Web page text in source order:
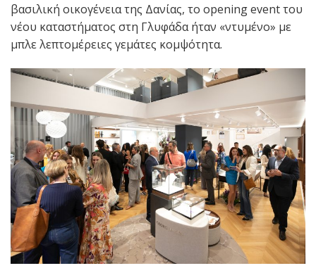
βασιλική οικογένεια της Δανίας, το opening event του
νέου καταστήματος στη Γλυφάδα ήταν «ντυμένο» με
μπλε λεπτομέρειες γεμάτες κομψότητα.